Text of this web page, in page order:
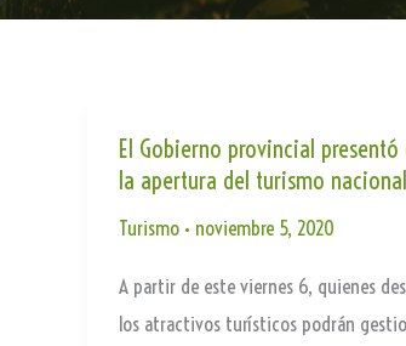
El Gobierno provincial presentó
la apertura del turismo nacional
Turismo• noviembre 5, 2020
A partir de este viernes 6, quienes
los atractivos turísticos podrán